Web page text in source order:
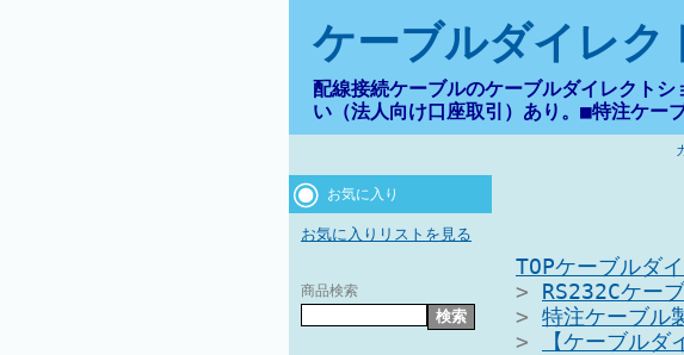
ケーブルダイレク
配線接続ケーブルのケーブルダイレクト
い（法人向け口座取引）あり。■特注ケー
お気に入り
お気に入りリストを見る
商品検索
TOPケーブルダ
> RS232Cケー
> 特注ケーブル
>
【ケーブル